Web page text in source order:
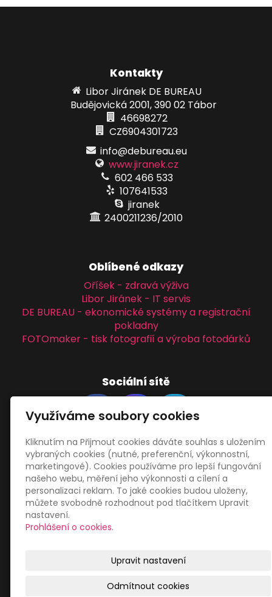
Kontakty
Libor Jiránek DE BUREAU
Budějovická 2001, 390 02 Tábor
46698272
CZ6904301723
info@debureau.eu
www.jiranek.cz
602 466 533
107641533
jiranek
2400211236/2010
Oblíbené odkazy
Oříšek - zdravá výživa
Libor Jiránek - IT servis
DE BUREAU - ekonomické systémy a registrační
pokladny
FOTOmaker - tisk fotografií a výroba fotodárků
Sociální sítě
Zákaznický servis
Obchodní podmínky
Zásady zpracování osobních údajů
Mapa webu
Využíváme soubory cookies
Kliknutím na Přijmout cookies dáváte souhlas s uložením
vybraných cookies (nutné, preferenční, výkonnostní,
marketingové). Cookies používáme pro lepší fungování
našeho webu, měření jeho výkonnosti a cílení a
personalizaci reklam. To jaké cookies budou uloženy,
můžete svobodně rozhodnout pod tlačítkem Upravit
nastavení.
Prohlášení o cookies.
Upravit nastavení
Odmítnout cookies